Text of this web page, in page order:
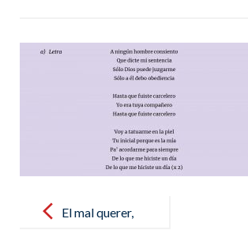
navigationEl mal querer,